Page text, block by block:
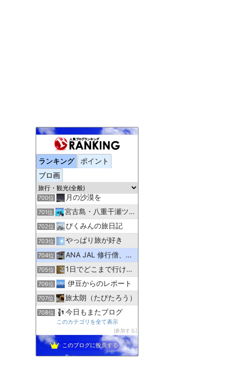
ランキング
ポイント
ブロ画
697位 Traicy
698位 元添乗員の視点で見た宿情報＆体験記
699位 相模太夫の旅録=TabiLog
700位 月の沙漠を
701位 宮古島・八重干瀬ツアー専門アクアベース
702位 ぴくみんの旅日記
703位 やっぱり旅が好き
704位 ANA JAL 修行僧、修行尼達の解脱修行情報部屋
705位 1日でどこまで行ける？ 〜普通列車の旅〜
706位 伊豆からのレポート
707位 旅太朗（たびたろう）
708位 今日もまたブログ
シネマド館
710位 何事も負けずに頑張る！２代目２０代男子の旅行＆日常＆お料理
711位 えりおのトラベルブログ
このカテゴリを全て表示
参加する
このブログに投票する